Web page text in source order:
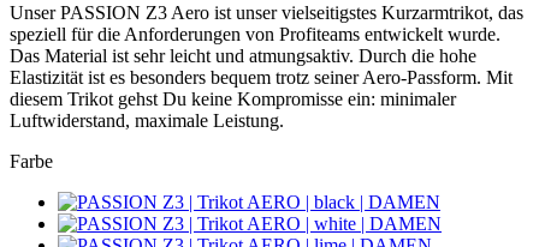
Unser PASSION Z3 Aero ist unser vielseitigstes Kurzarmtrikot, das
speziell für die Anforderungen von Profiteams entwickelt wurde.
Das Material ist sehr leicht und atmungsaktiv. Durch die hohe
Elastizität ist es besonders bequem trotz seiner Aero-Passform. Mit
diesem Trikot gehst Du keine Kompromisse ein: minimaler
Luftwiderstand, maximale Leistung.
Farbe